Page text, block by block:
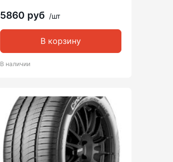
5860 руб /шт
В корзину
В наличии